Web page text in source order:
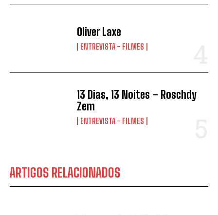
Oliver Laxe
ENTREVISTA - FILMES
13 Dias, 13 Noites – Roschdy
Zem
ENTREVISTA - FILMES
ARTIGOS RELACIONADOS